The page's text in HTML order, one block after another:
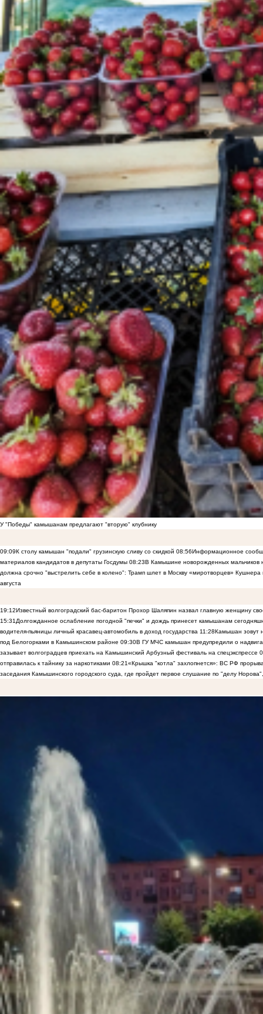
У "Победы" камышанам предлагают "вторую" клубнику
09:09К столу камышан "подали" грузинскую сливу со скидкой 08:56Информационное
материалов кандидатов в депутаты Госдумы 08:23В Камышине новорожденных мальчиков
должна срочно "выстрелить себе в колено": Трамп шлет в Москву «миротворцев»
августа
19:12Известный волгоградский бас-баритон Прохор Шаляпин назвал главную женщину
15:31 Долгожданное ослабление погодной "печки" и дождь принесет камышанам
водителя-пьяницы личный красавец-автомобиль в доход государства 11:28Камышан зовут
под Белогорками в Камышинском районе 09:30В ГУ МЧС камышан предупредили о
зазывает волгоградцев приехать на Камышинский Арбузный фестиваль на спецэкспрессе
отправилась к тайнику за наркотиками 08:21«Крышка "котла" захлопнется»: ВС РФ
заседания Камышинского городского суда, где пройдет первое слушание по "делу